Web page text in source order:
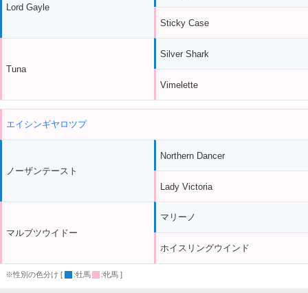
Lord Gayle
Tuna
Sticky Case
Silver Shark
Vimelette
エイシンギヤロツプ
ノーザンテースト
マルブツウイドー
Northern Dancer
Lady Victoria
マリーノ
ホイスリングウインド
※性別の色分け [ :牡馬 :牝馬 ]